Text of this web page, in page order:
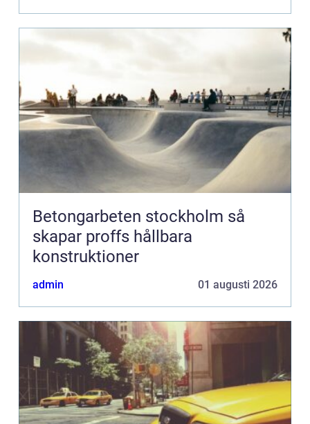
Betongarbeten stockholm så
skapar proffs hållbara
konstruktioner
admin 01 augusti 2026